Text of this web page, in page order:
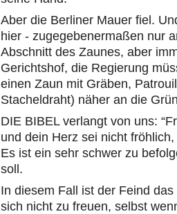
Aber die Berliner Mauer fiel.
hier - zugegebenermaßen nur
Abschnitt des Zaunes, aber
Gerichtshof, die Regierung
einen Zaun mit Gräben,
Stacheldraht) näher an die
DIE BIBEL verlangt von uns:
und dein Herz sei nicht
Es ist ein sehr schwer zu
soll.
In diesem Fall ist der Feind
sich nicht zu freuen, selbst